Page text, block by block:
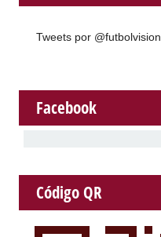
Tweets por @futbolvision
Facebook
Código QR